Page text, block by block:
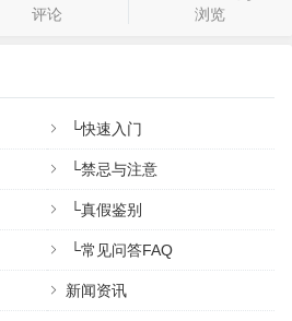
评论 浏览
└快速入门
└禁忌与注意
└真假鉴别
└常见问答FAQ
新闻资讯